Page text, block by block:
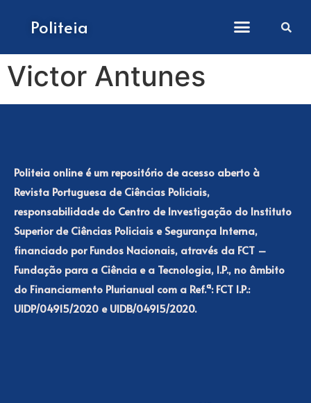
Politeia
Victor Antunes
Politeia online é um repositório de acesso aberto à
Revista Portuguesa de Ciências Policiais,
responsabilidade do Centro de Investigação do Instituto
Superior de Ciências Policiais e Segurança Interna,
financiado por Fundos Nacionais, através da FCT –
Fundação para a Ciência e a Tecnologia, I.P., no âmbito
do Financiamento Plurianual com a Ref.ª: FCT I.P.:
UIDP/04915/2020 e UIDB/04915/2020.